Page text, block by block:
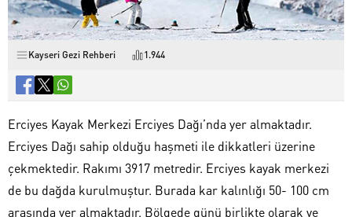
Kayseri Gezi Rehberi 1.944
Erciyes Kayak Merkezi Erciyes Dağı’nda yer almaktadır.
Erciyes Dağı sahip olduğu haşmeti ile dikkatleri üzerine
çekmektedir. Rakımı 3917 metredir. Erciyes kayak merkezi
de bu dağda kurulmuştur. Burada kar kalınlığı 50- 100 cm
arasında yer almaktadır. Bölgede günü birlikte olarak ve